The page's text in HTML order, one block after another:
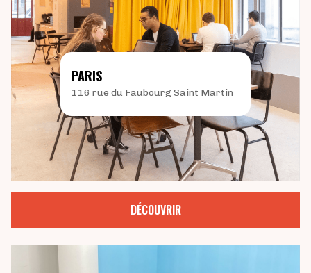
PARIS
116 rue du Faubourg Saint Martin
DÉCOUVRIR